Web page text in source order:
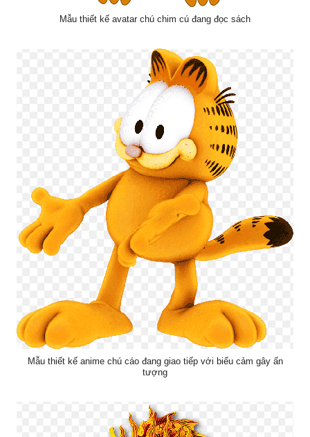
Mẫu thiết kế avatar chú chim cú đang đọc sách
Mẫu thiết kế anime chú cáo đang giao tiếp với biểu cảm gây ấn
tượng